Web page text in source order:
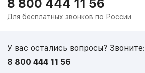
8 800 444 11 56
Для бесплатных звонков по России
У вас остались вопросы? Звоните:
8 800 444 11 56